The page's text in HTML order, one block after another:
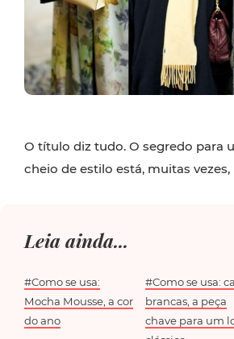
O título diz tudo. O segredo para
cheio de estilo está, muitas
Leia ainda...
#Como se usa:
Mocha Mousse, a cor
do ano
#Como se usa:
brancas, a peça
chave para um